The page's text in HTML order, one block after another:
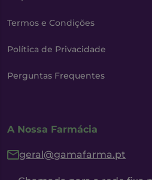
Termos e Condições
Política de Privacidade
Perguntas Frequentes
A Nossa Farmácia
geral@gamafarma.pt